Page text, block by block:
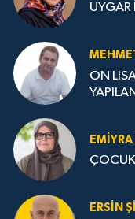
UYGAR
ÖN
ERSIN